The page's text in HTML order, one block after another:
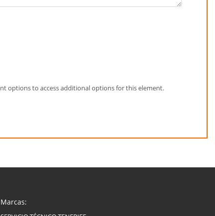
options to access additional options for this element.
Marcas: